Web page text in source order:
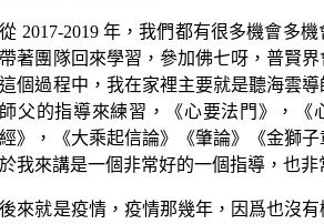
從 2017-2019 年，我們都有很多機會多
帶著團隊回來學習，參加佛七呀，普賢
這個過程中，我在家裡主要就是聽海雲
師父的指導來練習，《心要法門》，《
經》，《大乘起信論》《肇論》《金獅
於我來講是一個非常好的一個指導，也非
後來就是疫情，疫情那幾年，因爲也沒